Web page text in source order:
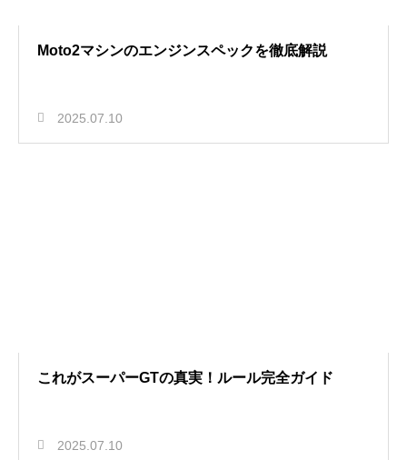
Moto2マシンのエンジンスペックを徹底解説
2025.07.10
これがスーパーGTの真実！ルール完全ガイド
2025.07.10